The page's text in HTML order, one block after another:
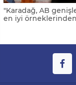
"Karadağ, AB
en iyi